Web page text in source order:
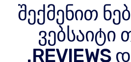
შექმენით
ვებსაიტი
.REVIEWS